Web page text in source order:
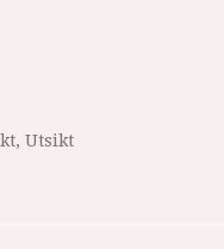
, Utsikt